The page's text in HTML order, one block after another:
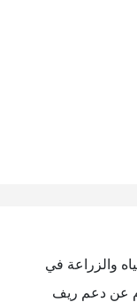
والزراعة في
عن دعم ريف